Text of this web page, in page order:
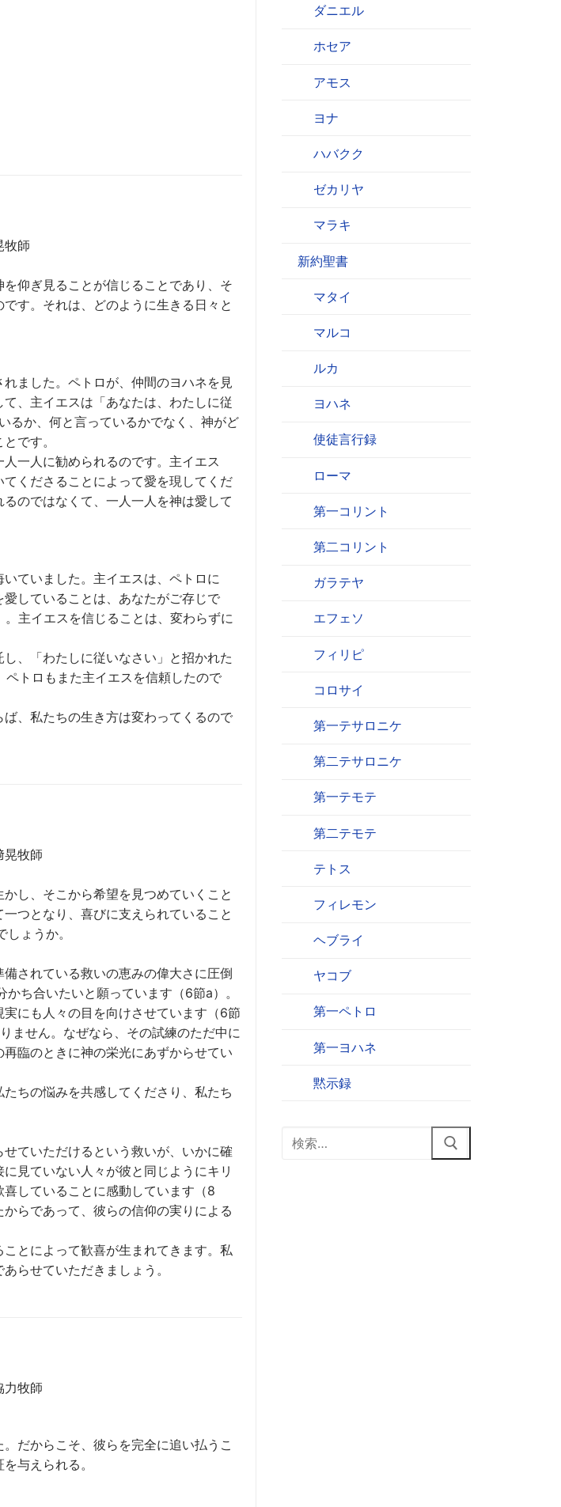
師
仰ぎ見ることが信じることであり、そ
す。それは、どのように生きる日々と
ました。ペトロが、仲間のヨハネを見
、主イエスは「あなたは、わたしに従
るか、何と言っているかでなく、神がど
です。
一人に勧められるのです。主イエス
くださることによって愛を現してくだ
のではなくて、一人一人を神は愛して
ていました。主イエスは、ペトロに
していることは、あなたがご存じで
主イエスを信じることは、変わらずに
、「わたしに従いなさい」と招かれた
トロもまた主イエスを信頼したので
、私たちの生き方は変わってくるので
師
し、そこから希望を見つめていくこと
つとなり、喜びに支えられていること
ょうか。
されている救いの恵みの偉大さに圧倒
ち合いたいと願っています（6節a）。
にも人々の目を向けさせています（6節
ません。なぜなら、その試練のただ中に
臨のときに神の栄光にあずからせてい
ちの悩みを共感してくださり、私たち
ていただけるという救いが、いかに確
見ていない人々が彼と同じようにキリ
していることに感動しています（8
らであって、彼らの信仰の実りによる
とによって歓喜が生まれてきます。私
らせていただきましょう。
師
だからこそ、彼らを完全に追い払うこ
与えられる。
ダニエル
ホセア
アモス
ヨナ
ハバクク
ゼカリヤ
マラキ
新約聖書
マタイ
マルコ
ルカ
ヨハネ
使徒言行録
ローマ
第一コリント
第二コリント
ガラテヤ
エフェソ
フィリピ
コロサイ
第一テサロニケ
第二テサロニケ
第一テモテ
第二テモテ
テトス
フィレモン
ヘブライ
ヤコブ
第一ペトロ
第一ヨハネ
黙示録